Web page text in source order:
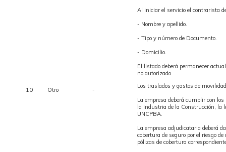
10 Otro -
Al iniciar el servicio el contrarista
- Nombre y apellido.
- Tipo y número de Documento.
- Domicilio.
El listado deberá permanecer
no autorizado.
Los traslados y gastos de
La empresa deberá cumplir con
la Industria de la Construcción, la
UNCPBA.
La empresa adjudicataria deberá
cobertura de seguro por el riesgo
pólizas de cobertura